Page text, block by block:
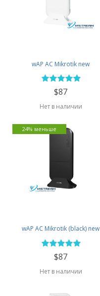
wAP AC Mikrotik new
$87
Нет в наличии
wAP AC Mikrotik (black) new
$87
Нет в наличии
24% меньше